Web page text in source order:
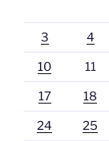
3 4
10 11
17 18
24 25